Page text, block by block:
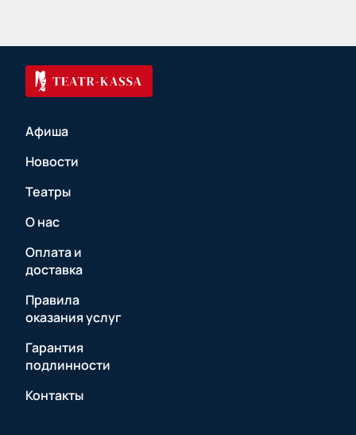
Афиша
Новости
Театры
О нас
Оплата и
доставка
Правила
оказания услуг
Гарантия
подлинности
Контакты